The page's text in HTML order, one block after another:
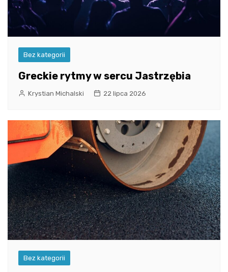
Bez kategorii
Greckie rytmy w sercu Jastrzębia
Krystian Michalski 22 lipca 2026
Bez kategorii